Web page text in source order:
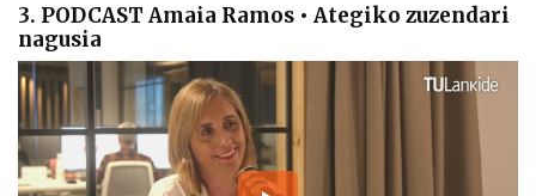
3. PODCAST Amaia Ramos • Ategiko zuzendari
nagusia